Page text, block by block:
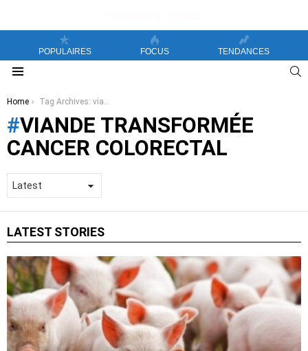
POPULAIRES FOCUS TENDANCES
You are here:
Home Tag Archives: viande transformée cancer colorectal
VIANDE TRANSFORMÉE
CANCER COLORECTAL
LATEST STORIES